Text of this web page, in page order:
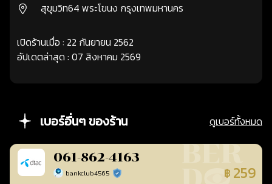
สุขุมวิท64 พระโขนง กรุงเทพมหานคร
เปิดร้านเมื่อ : 22 กันยายน 2562
อัปเดตล่าสุด : 07 สิงหาคม 2569
เบอร์อื่นๆ ของร้าน ดูเบอร์ทั้งหมด
061-862-4163
bankclub4565 ร้านยืนยันแล้ว ฿ 259